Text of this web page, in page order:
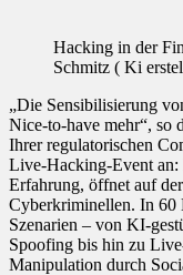
Hacking in der
Schmitz ( Ki
„Die Sensibilisierung
Nice-to-have mehr“, so
Ihrer regulatorischen
Live-Hacking-Event an:
Erfahrung, öffnet auf
Cyberkriminellen. In 60
Szenarien – von KI-
Spoofing bis hin zu
Manipulation durch